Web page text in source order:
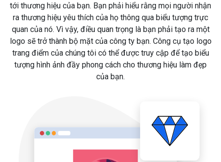
tới thương hiệu của bạn. Bạn phải hiểu rằng mọi người nhận
ra thương hiệu yêu thích của họ thông qua biểu tượng trực
quan của nó. Vì vậy, điều quan trọng là bạn phải tạo ra một
logo sẽ trở thành bộ mặt của công ty bạn. Công cụ tạo logo
trang điểm của chúng tôi có thể được truy cập để tạo biểu
tượng hình ảnh đầy phong cách cho thương hiệu làm đẹp
của bạn.